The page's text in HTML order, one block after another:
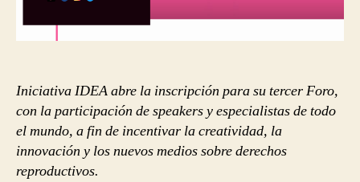
Iniciativa IDEA abre la inscripción para su tercer Foro,
con la participación de speakers y especialistas de todo
el mundo, a fin de incentivar la creatividad, la
innovación y los nuevos medios sobre derechos
reproductivos.